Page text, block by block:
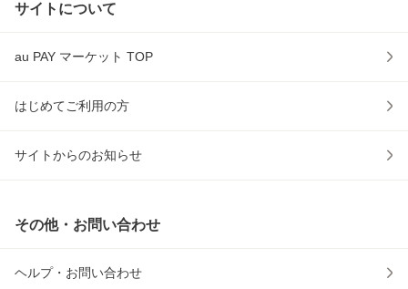
サイトについて
au PAY マーケット TOP
はじめてご利用の方
サイトからのお知らせ
その他・お問い合わせ
ヘルプ・お問い合わせ